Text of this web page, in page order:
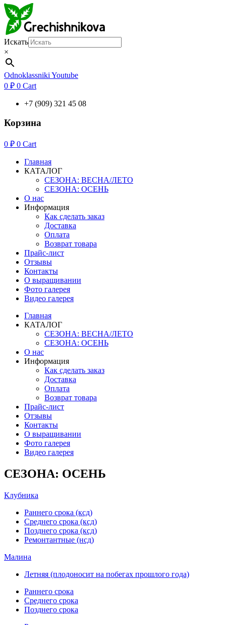
Искать
×
Odnoklassniki Youtube
0 ₽ 0 Cart
+7 (909) 321 45 08
Корзина
0 ₽ 0 Cart
Главная
КАТАЛОГ
СЕЗОНА: ВЕСНА/ЛЕТО
СЕЗОНА: ОСЕНЬ
О нас
Информация
Как сделать заказ
Доставка
Оплата
Возврат товара
Прайс-лист
Отзывы
Контакты
О выращивании
Фото галерея
Видео галерея
Главная
КАТАЛОГ
СЕЗОНА: ВЕСНА/ЛЕТО
СЕЗОНА: ОСЕНЬ
О нас
Информация
Как сделать заказ
Доставка
Оплата
Возврат товара
Прайс-лист
Отзывы
Контакты
О выращивании
Фото галерея
Видео галерея
СЕЗОНА: ОСЕНЬ
Клубника
Раннего срока (ксд)
Среднего срока (ксд)
Позднего срока (ксд)
Ремонтантные (нсд)
Малина
Летняя (плодоносит на побегах прошлого года)
Раннего срока
Среднего срока
Позднего срока